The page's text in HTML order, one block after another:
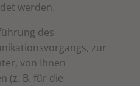
werden.
des
zur
von Ihnen
(z. B. für die